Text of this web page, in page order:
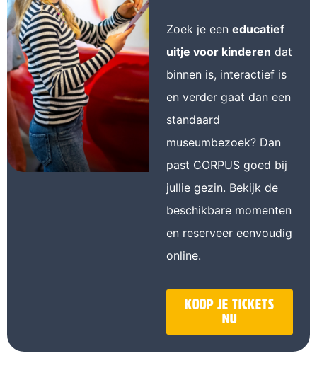
Zoek je eeneducatief
uitje voor kinderen dat
binnen is, interactief is
en verder gaat dan een
standaard
museumbezoek? Dan
past CORPUS goed bij
jullie gezin. Bekijk de
beschikbare momenten
en reserveer eenvoudig
online.
Koop je tickets
nu